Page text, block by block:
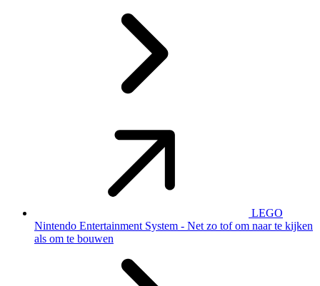
LEGO
Nintendo Entertainment System - Net zo tof om naar te kijken
als om te bouwen